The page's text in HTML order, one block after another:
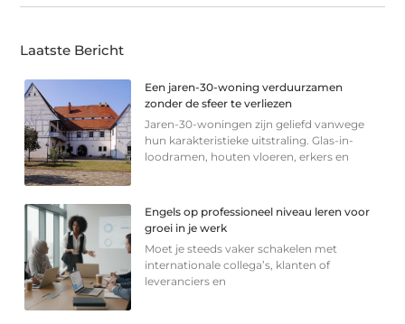
Laatste Bericht
Een jaren-30-woning verduurzamen
zonder de sfeer te verliezen
Jaren-30-woningen zijn geliefd vanwege
hun karakteristieke uitstraling. Glas-in-
loodramen, houten vloeren, erkers en
Engels op professioneel niveau leren voor
groei in je werk
Moet je steeds vaker schakelen met
internationale collega’s, klanten of
leveranciers en